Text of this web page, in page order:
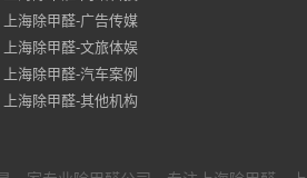
上海除甲醛-广告传媒
上海除甲醛-文旅体娱
上海除甲醛-汽车案例
上海除甲醛-其他机构